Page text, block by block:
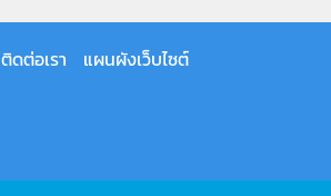
ติดต่อเรา
แผนผังเว็บไซต์